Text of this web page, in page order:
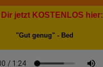
Dir jetzt KOSTENLOS hier:
"Gut genug" - Bed